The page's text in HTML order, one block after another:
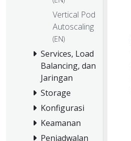
Vertical Pod
Autoscaling
(EN)
Services, Load
Balancing, dan
Jaringan
Storage
Konfigurasi
Keamanan
Penjadwalan